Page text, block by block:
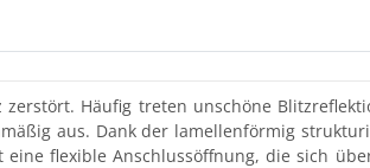
Häufig treten unschöne
aus. Dank der lamellenförmig
flexible Anschlussöffnung, die sich